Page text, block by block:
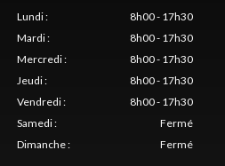
Lundi:
8h00 - 17h30
Mardi:
8h00 - 17h30
Mercredi:
8h00 - 17h30
Jeudi:
8h00 - 17h30
Vendredi:
8h00 - 17h30
Samedi:
Fermé
Dimanche: Fermé